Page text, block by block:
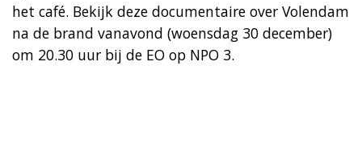
het café. Bekijk deze documentaire over Volendam
na de brand vanavond (woensdag 30 december)
om 20.30 uur bij de EO op NPO 3.